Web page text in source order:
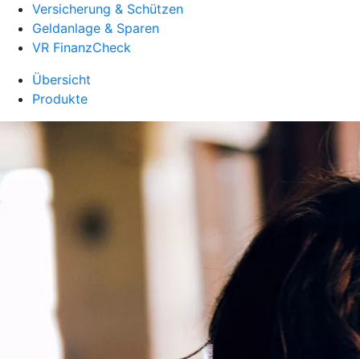
Versicherung & Schützen
Geldanlage & Sparen
VR FinanzCheck
Übersicht
Produkte